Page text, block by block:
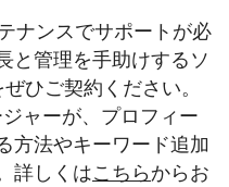
ナンスでサポートが必
と管理を手助けするソ
ひご契約ください。
ャーが、プロフィー
方法やキーワード追加
詳しくはこちらからお